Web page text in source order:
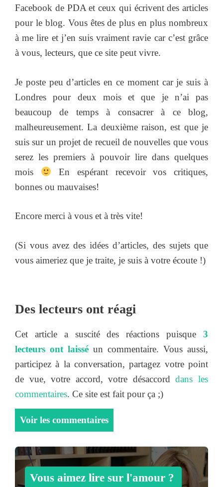
Facebook de PDA et ceux qui écrivent des articles
pour le blog. Vous êtes de plus en plus nombreux
à me lire et j’en suis vraiment ravie car c’est grâce
à vous, lecteurs, que ce site peut vivre.
Je poste peu d’articles en ce moment car je suis à
Londres pour deux mois et que je n’ai pas
beaucoup de temps à consacrer à ce blog,
malheureusement. La deuxième raison, est que je
suis sur un projet de recueil de nouvelles que vous
serez les premiers à pouvoir lire dans quelques
mois
En espérant recevoir vos critiques,
bonnes ou mauvaises!
Encore merci à vous et à très vite!
(Si vous avez des idées d’articles, des sujets que
vous aimeriez que je traite, je suis à votre écoute !)
Des lecteurs ont réagi
Cet article a suscité des réactions puisque 3
lecteurs ont laissé un commentaire. Vous aussi,
participez à la conversation, partagez votre point
de vue, votre accord, votre désaccorddans les
commentaires. Ce site est fait pour ça ;)
Voir les commentaires
Vous aimez lire sur l'amour ?